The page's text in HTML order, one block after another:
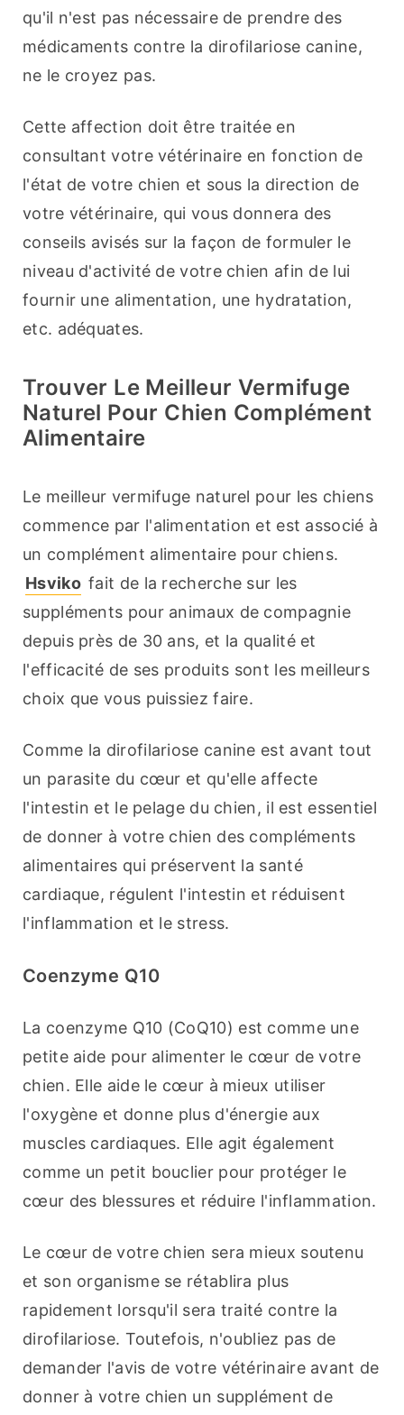
qu'il n'est pas nécessaire de prendre des
médicaments contre la dirofilariose canine,
ne le croyez pas.
Cette affection doit être traitée en
consultant votre vétérinaire en fonction de
l'état de votre chien et sous la direction de
votre vétérinaire, qui vous donnera des
conseils avisés sur la façon de formuler le
niveau d'activité de votre chien afin de lui
fournir une alimentation, une hydratation,
etc. adéquates.
Trouver Le Meilleur Vermifuge
Naturel Pour Chien Complément
Alimentaire
Le meilleur vermifuge naturel pour les chiens
commence par l'alimentation et est associé à
Hsviko fait de la recherche sur les
suppléments pour animaux de compagnie
depuis près de 30 ans, et la qualité et
l'efficacité de ses produits sont les meilleurs
choix que vous puissiez faire.
Comme la dirofilariose canine est avant tout
un parasite du cœur et qu'elle affecte
l'intestin et le pelage du chien, il est essentiel
de donner à votre chien des compléments
alimentaires qui préservent la santé
cardiaque, régulent l'intestin et réduisent
l'inflammation et le stress.
Coenzyme Q10
La coenzyme Q10 (CoQ10) est comme une
petite aide pour alimenter le cœur de votre
chien. Elle aide le cœur à mieux utiliser
l'oxygène et donne plus d'énergie aux
muscles cardiaques. Elle agit également
comme un petit bouclier pour protéger le
cœur des blessures et réduire l'inflammation.
Le cœur de votre chien sera mieux soutenu
et son organisme se rétablira plus
rapidement lorsqu'il sera traité contre la
dirofilariose. Toutefois, n'oubliez pas de
demander l'avis de votre vétérinaire avant de
donner à votre chien un supplément de